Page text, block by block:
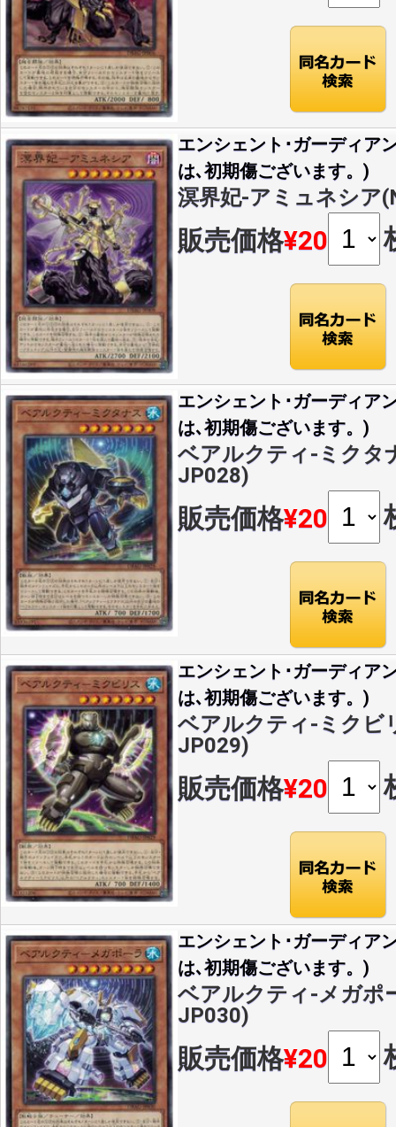
エンシェント･ガーディア
は､初期傷ございます。)
溟界妃-アミュネシア
販売価格¥20
エンシェント･ガーディア
は､初期傷ございます。)
ベアルクティ-ミクタ
JP028)
販売価格¥20
エンシェント･ガーディア
は､初期傷ございます。)
ベアルクティ-ミクビ
JP029)
販売価格¥20
エンシェント･ガーディア
は､初期傷ございます。)
ベアルクティ-メガポ
JP030)
販売価格¥20